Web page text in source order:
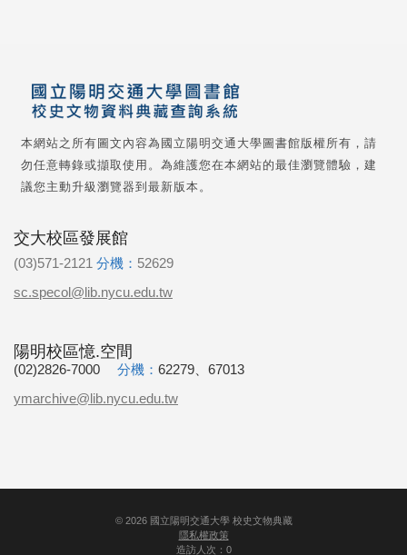
本網站之所有圖文內容為國立陽明交通大學圖書館版權所有，請
勿任意轉錄或擷取使用。為維護您在本網站的最佳瀏覽體驗，建
議您主動升級瀏覽器到最新版本。
交大校區發展館
(03)571-2121 分機： 52629
sc.specol@lib.nycu.edu.tw
陽明校區憶.空間
(02)2826-7000 分機： 62279、67013
ymarchive@lib.nycu.edu.tw
© 2026國立陽明交通大學 校史文物典藏
隱私權政策
造訪人次：0